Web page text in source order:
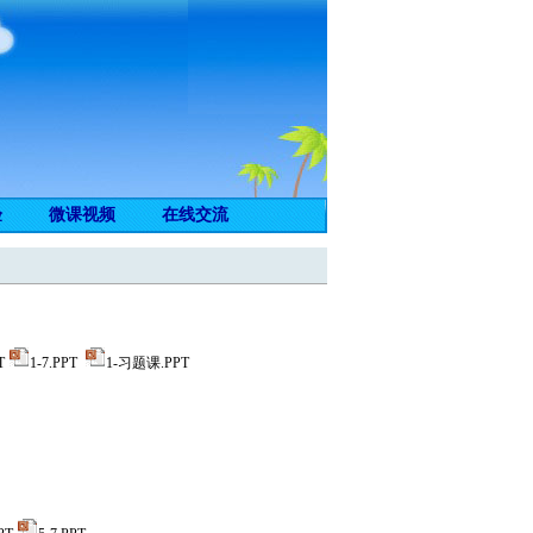
微课视频 在线交流
1-7.PPT 1-习题课.PPT